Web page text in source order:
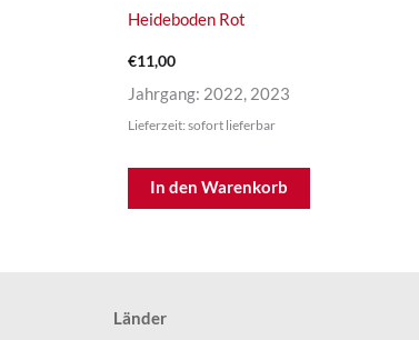
Heideboden Rot
€11,00
Jahrgang: 2022, 2023
Lieferzeit: sofort lieferbar
In den Warenkorb
Länder